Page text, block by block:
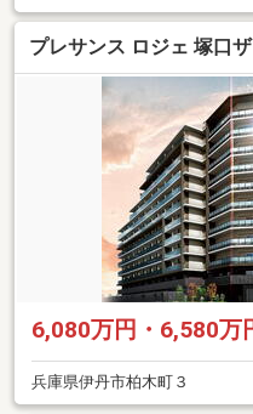
プレサンス ロジェ 塚口
6,080万円・6,580万
兵庫県伊丹市柏木町３